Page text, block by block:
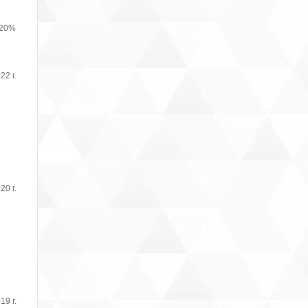
г.
г.
г.